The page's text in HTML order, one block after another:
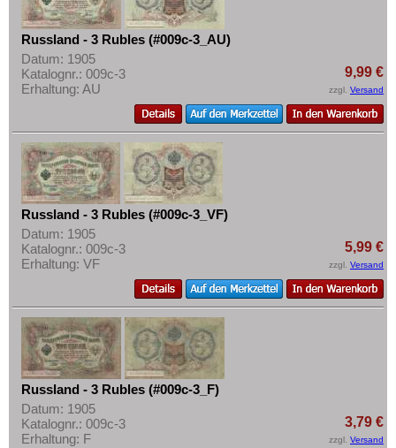
Russland - 3 Rubles (#009c-3_AU)
Datum: 1905
Katalognr.: 009c-3
Erhaltung: AU
9,99 €
zzgl. Versand
Russland - 3 Rubles (#009c-3_VF)
Datum: 1905
Katalognr.: 009c-3
Erhaltung: VF
5,99 €
zzgl. Versand
Russland - 3 Rubles (#009c-3_F)
Datum: 1905
Katalognr.: 009c-3
Erhaltung: F
3,79 €
zzgl. Versand